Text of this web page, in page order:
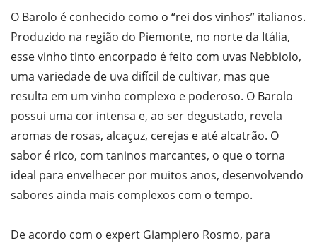
O Barolo é conhecido como o “rei dos vinhos” italianos.
Produzido na região do Piemonte, no norte da Itália,
esse vinho tinto encorpado é feito com uvas Nebbiolo,
uma variedade de uva difícil de cultivar, mas que
resulta em um vinho complexo e poderoso. O Barolo
possui uma cor intensa e, ao ser degustado, revela
aromas de rosas, alcaçuz, cerejas e até alcatrão. O
sabor é rico, com taninos marcantes, o que o torna
ideal para envelhecer por muitos anos, desenvolvendo
sabores ainda mais complexos com o tempo.
De acordo com o expert Giampiero Rosmo, para